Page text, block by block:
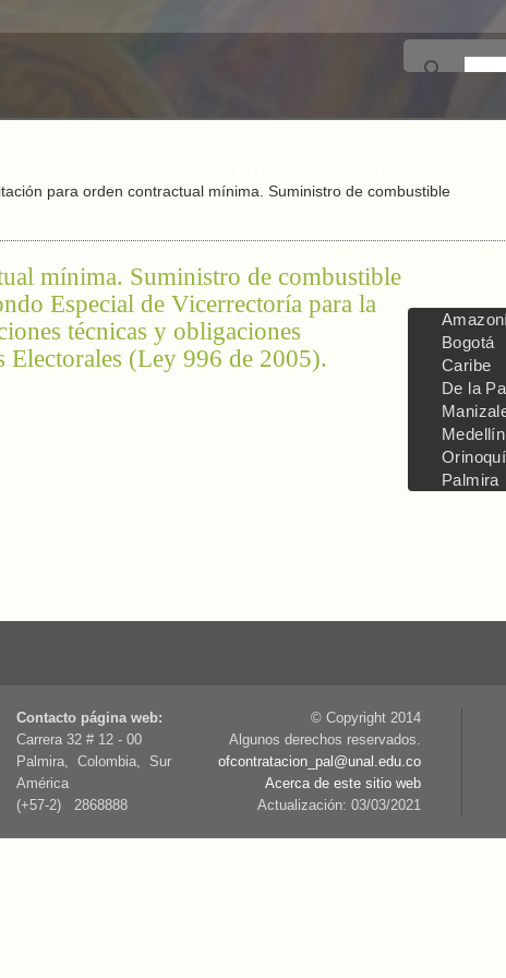
Bogotá
Caribe
De la
Medellín
Palmira
para orden contractual mínima. Suministro de combustible
mínima. Suministro de combustible
Especial de Vicerrectoría para la
técnicas y obligaciones
Electorales (Ley 996 de 2005).
Contacto página web:
Carrera 32 # 12 - 00
Palmira, Colombia, Sur
América
(+57-2) 2868888
© Copyright 2014
Algunos derechos reservados.
ofcontratacion_pal@unal.edu.co
Acerca de este sitio web
Actualización: 03/03/2021